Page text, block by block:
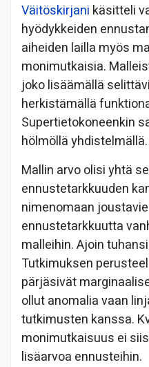
Väitöskirjani käsitteli
hyödykkeiden
aiheiden lailla myös
monimutkaisia.
joko lisäämällä
herkistämällä
Supertietokoneenkin
hölmöllä yhdistelmällä.
Mallin arvo olisi yhtä
ennustetarkkuuden
nimenomaan
ennustetarkkuutta
malleihin. Ajoin
Tutkimuksen
pärjäsivät
ollut anomalia vaan
tutkimusten kanssa.
monimutkaisuus ei
lisäarvoa ennusteihin.